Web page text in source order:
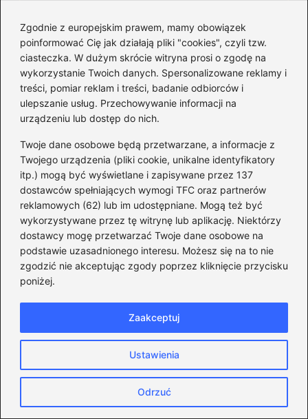
Zgodnie z europejskim prawem, mamy obowiązek
poinformować Cię jak działają pliki "cookies", czyli tzw.
ciasteczka. W dużym skrócie witryna prosi o zgodę na
wykorzystanie Twoich danych. Spersonalizowane reklamy i
treści, pomiar reklam i treści, badanie odbiorców i
ulepszanie usług. Przechowywanie informacji na
urządzeniu lub dostęp do nich.
Twoje dane osobowe będą przetwarzane, a informacje z
Twojego urządzenia (pliki cookie, unikalne identyfikatory
itp.) mogą być wyświetlane i zapisywane przez 137
dostawców spełniających wymogi TFC oraz partnerów
reklamowych (62) lub im udostępniane. Mogą też być
wykorzystywane przez tę witrynę lub aplikację. Niektórzy
dostawcy mogę przetwarzać Twoje dane osobowe na
podstawie uzasadnionego interesu. Możesz się na to nie
zgodzić nie akceptując zgody poprzez kliknięcie przycisku
poniżej.
Ustawienia
Odrzuć
Zaakceptuj
Adres email *
Witryna internetowa
Zapamiętaj moje dane w tej przeglądarce
podczas pisania kolejnych komentarzy.
Poczytaj więcej